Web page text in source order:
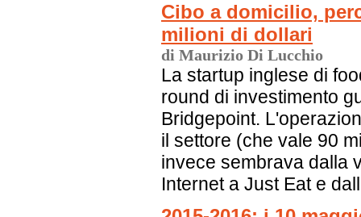
Cibo a domicilio,
milioni di dollari
di Maurizio Di Lucchio
La startup inglese di
round di investimento
Bridgepoint.
il settore (che vale 90
invece sembrava dalla
Internet a Just Eat e